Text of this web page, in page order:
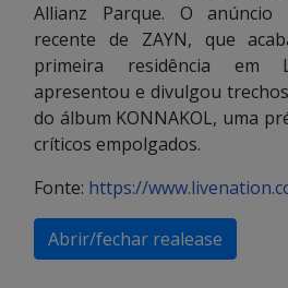
Allianz Parque. O anúncio
recente de ZAYN, que
primeira residência em
apresentou e divulgou
do álbum KONNAKOL, uma
críticos empolgados.
Fonte: https://
Abrir/fechar realease